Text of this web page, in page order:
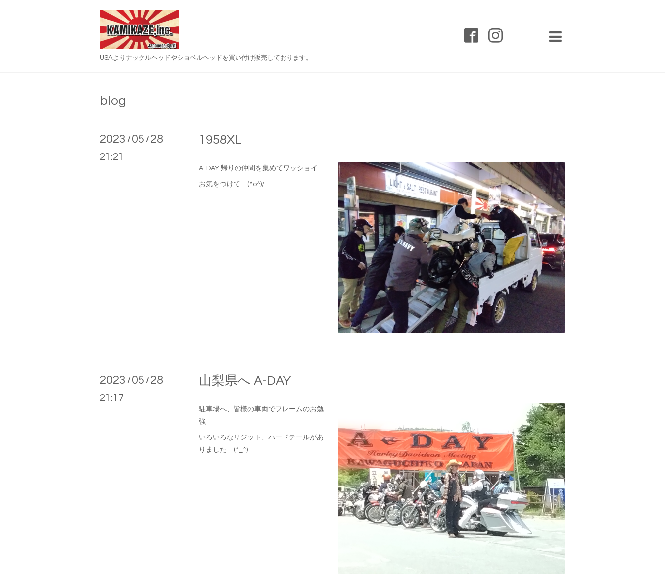
USAよりナックルヘッドやショベルヘッドを買い付け販売しております。
blog
2023 / 05 / 28
21:21
1958XL
A-DAY 帰りの仲間を集めてワッショイ
お気をつけて (^o^)/
2023 / 05 / 28
21:17
山梨県へ A-DAY
駐車場へ、皆様の車両でフレームのお勉
強
いろいろなリジット、ハードテールがあ
りました (^_^)